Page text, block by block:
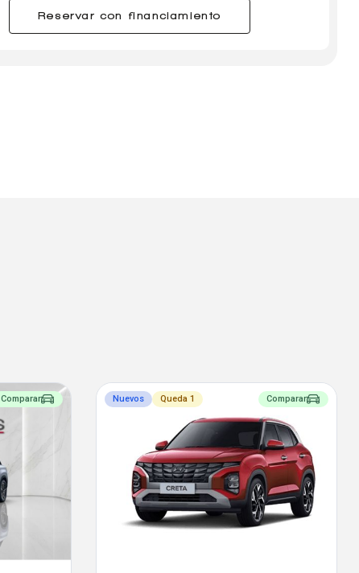
Reservar con financiamiento
Comparar Nuevos Queda 1 Comparar